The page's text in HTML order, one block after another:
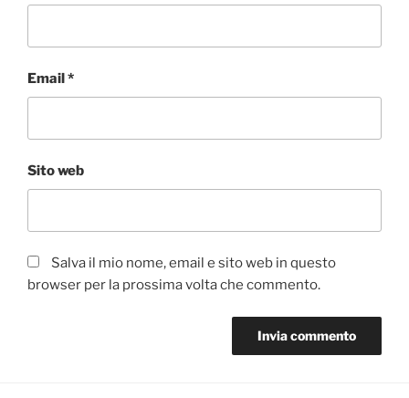
Email*
Sito web
Salva il mio nome, email e sito web in questo
browser per la prossima volta che commento.